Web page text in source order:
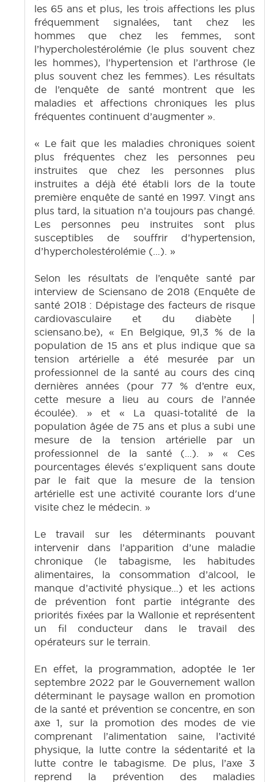
les 65 ans et plus, les trois affections les plus
fréquemment signalées, tant chez les
hommes que chez les femmes, sont
l’hypercholestérolémie (le plus souvent chez
les hommes), l’hypertension et l’arthrose (le
plus souvent chez les femmes). Les résultats
de l’enquête de santé montrent que les
maladies et affections chroniques les plus
fréquentes continuent d’augmenter ».
« Le fait que les maladies chroniques soient
plus fréquentes chez les personnes peu
instruites que chez les personnes plus
instruites a déjà été établi lors de la toute
première enquête de santé en 1997. Vingt ans
plus tard, la situation n’a toujours pas changé.
Les personnes peu instruites sont plus
susceptibles de souffrir d’hypertension,
d’hypercholestérolémie (…). »
Selon les résultats de l’enquête santé par
interview de Sciensano de 2018 (Enquête de
santé 2018 : Dépistage des facteurs de risque
cardiovasculaire et du diabète |
sciensano.be), « En Belgique, 91,3 % de la
population de 15 ans et plus indique que sa
tension artérielle a été mesurée par un
professionnel de la santé au cours des cinq
dernières années (pour 77 % d’entre eux,
cette mesure a lieu au cours de l’année
écoulée). » et « La quasi-totalité de la
population âgée de 75 ans et plus a subi une
mesure de la tension artérielle par un
professionnel de la santé (…). » « Ces
pourcentages élevés s'expliquent sans doute
par le fait que la mesure de la tension
artérielle est une activité courante lors d'une
visite chez le médecin. »
Le travail sur les déterminants pouvant
intervenir dans l’apparition d’une maladie
chronique (le tabagisme, les habitudes
alimentaires, la consommation d’alcool, le
manque d’activité physique…) et les actions
de prévention font partie intégrante des
priorités fixées par la Wallonie et représentent
un fil conducteur dans le travail des
opérateurs sur le terrain.
En effet, la programmation, adoptée le 1er
septembre 2022 par le Gouvernement wallon
déterminant le paysage wallon en promotion
de la santé et prévention se concentre, en son
axe 1, sur la promotion des modes de vie
comprenant l’alimentation saine, l’activité
physique, la lutte contre la sédentarité et la
lutte contre le tabagisme. De plus, l’axe 3
reprend la prévention des maladies